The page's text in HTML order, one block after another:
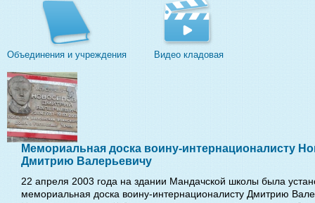
Объединения и учреждения Видео кладовая
Мемориальная доска воину-интернационалисту
Дмитрию Валерьевичу
22 апреля 2003 года на здании Мандачской школы была
мемориальная доска воину-интернационалисту Дмитрию